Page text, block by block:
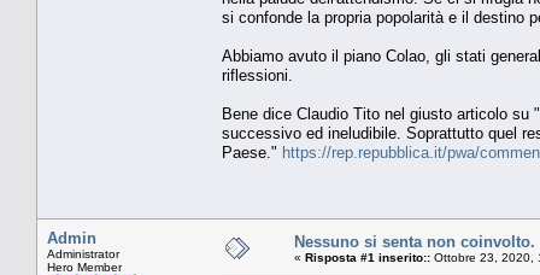
si confonde la propria popolarità e il destino
Abbiamo avuto il piano Colao, gli stati
riflessioni.
Bene dice Claudio Tito nel giusto articolo su
successivo ed ineludibile. Soprattutto quel
Paese." https://rep.repubblica.it/pwa/
Admin
Administrator
Hero Member
Nessuno si senta non coinvolto.
« Risposta #1 inserito:: Ottobre 23, 2020,